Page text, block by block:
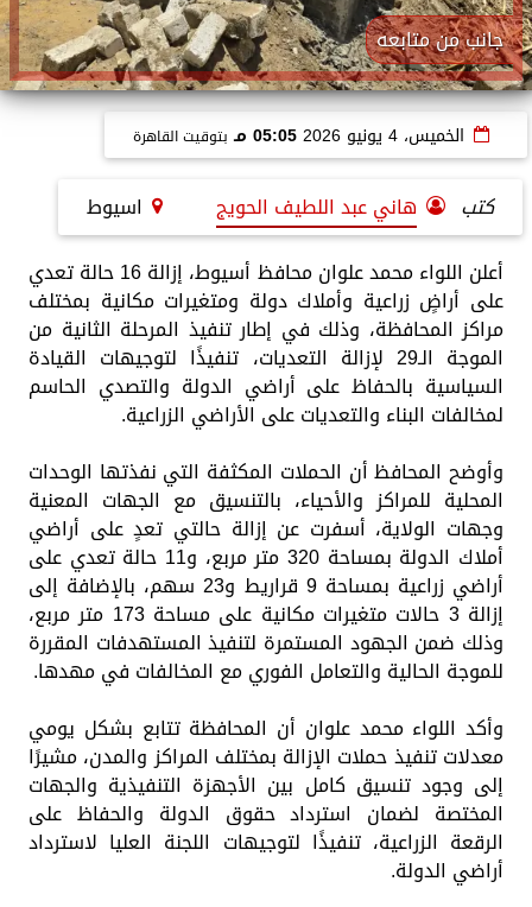
جانب من متابعه
الخميس، 4 يونيو 2026 05:05 مـ بتوقيت القاهرة
كتب هاني عبد اللطيف الحويج
اسيوط
أعلن اللواء محمد علوان محافظ أسيوط، إزالة 16 حالة تعدي
على أراضٍ زراعية وأملاك دولة ومتغيرات مكانية بمختلف
مراكز المحافظة، وذلك في إطار تنفيذ المرحلة الثانية من
الموجة الـ29 لإزالة التعديات، تنفيذًا لتوجيهات القيادة
السياسية بالحفاظ على أراضي الدولة والتصدي الحاسم
لمخالفات البناء والتعديات على الأراضي الزراعية.
وأوضح المحافظ أن الحملات المكثفة التي نفذتها الوحدات
المحلية للمراكز والأحياء، بالتنسيق مع الجهات المعنية
وجهات الولاية، أسفرت عن إزالة حالتي تعدٍ على أراضي
أملاك الدولة بمساحة 320 متر مربع، و11 حالة تعدي على
أراضي زراعية بمساحة 9 قراريط و23 سهم، بالإضافة إلى
إزالة 3 حالات متغيرات مكانية على مساحة 173 متر مربع،
وذلك ضمن الجهود المستمرة لتنفيذ المستهدفات المقررة
للموجة الحالية والتعامل الفوري مع المخالفات في مهدها.
وأكد اللواء محمد علوان أن المحافظة تتابع بشكل يومي
معدلات تنفيذ حملات الإزالة بمختلف المراكز والمدن، مشيرًا
إلى وجود تنسيق كامل بين الأجهزة التنفيذية والجهات
المختصة لضمان استرداد حقوق الدولة والحفاظ على
الرقعة الزراعية، تنفيذًا لتوجيهات اللجنة العليا لاسترداد
أراضي الدولة.